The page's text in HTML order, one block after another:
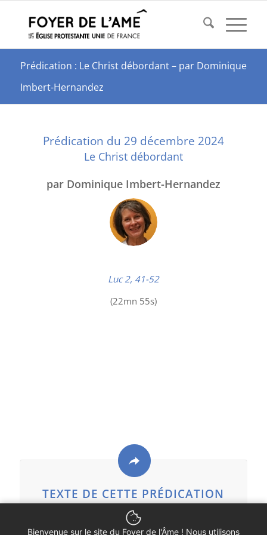
Prédication : Le Christ débordant – par Dominique
Imbert-Hernandez
Prédication du 29 décembre 2024
Le Christ débordant
par Dominique Imbert-Hernandez
Luc 2, 41-52
(22mn 55s)
TEXTE DE CETTE PRÉDICATION
Bienvenue sur le site du Foyer de l'Âme ! Nous utilisons